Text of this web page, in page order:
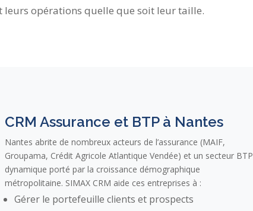
opérations quelle que soit leur taille.
CRM Assurance et BTP à Nantes
Nantes abrite de nombreux acteurs de l’assurance (MAIF,
Groupama, Crédit Agricole Atlantique Vendée) et un secteur BTP
dynamique porté par la croissance démographique
métropolitaine. SIMAX CRM aide ces entreprises à :
Gérer le portefeuille clients et prospects